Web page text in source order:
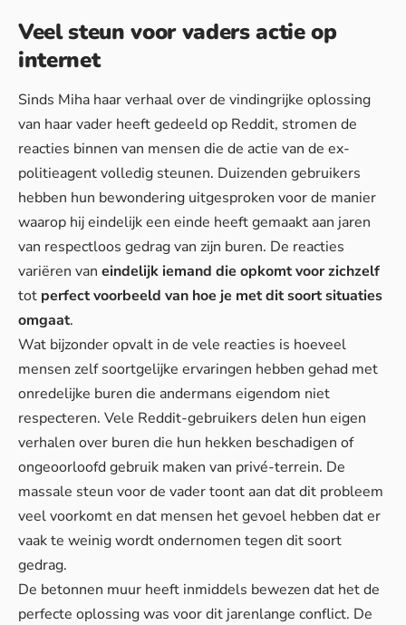
Veel steun voor vaders actie op
internet
Sinds Miha haar verhaal over de vindingrijke oplossing
van haar vader heeft gedeeld op Reddit, stromen de
reacties binnen van mensen die de actie van de ex-
politieagent volledig steunen. Duizenden gebruikers
hebben hun bewondering uitgesproken voor de manier
waarop hij eindelijk een einde heeft gemaakt aan jaren
van respectloos gedrag van zijn buren. De reacties
variëren van eindelijk iemand die opkomt voor zichzelf
tot perfect voorbeeld van hoe je met dit soort situaties
omgaat.
Wat bijzonder opvalt in de vele reacties is hoeveel
mensen zelf soortgelijke ervaringen hebben gehad met
onredelijke buren die andermans eigendom niet
respecteren. Vele Reddit-gebruikers delen hun eigen
verhalen over buren die hun hekken beschadigen of
ongeoorloofd gebruik maken van privé-terrein. De
massale steun voor de vader toont aan dat dit probleem
veel voorkomt en dat mensen het gevoel hebben dat er
vaak te weinig wordt ondernomen tegen dit soort
gedrag.
De betonnen muur heeft inmiddels bewezen dat het de
perfecte oplossing was voor dit jarenlange conflict. De